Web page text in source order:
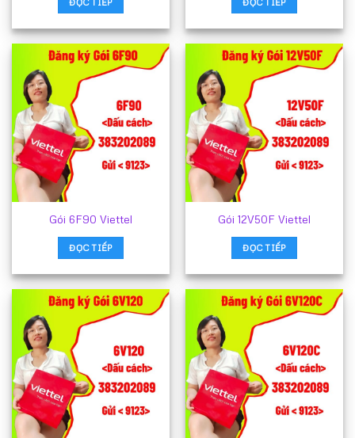
Gói 6F90 Viettel
ĐỌC TIẾP
Gói 12V50F Viettel
ĐỌC TIẾP